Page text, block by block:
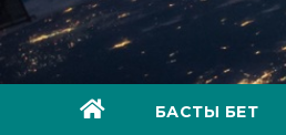
БАСТЫ БЕТ